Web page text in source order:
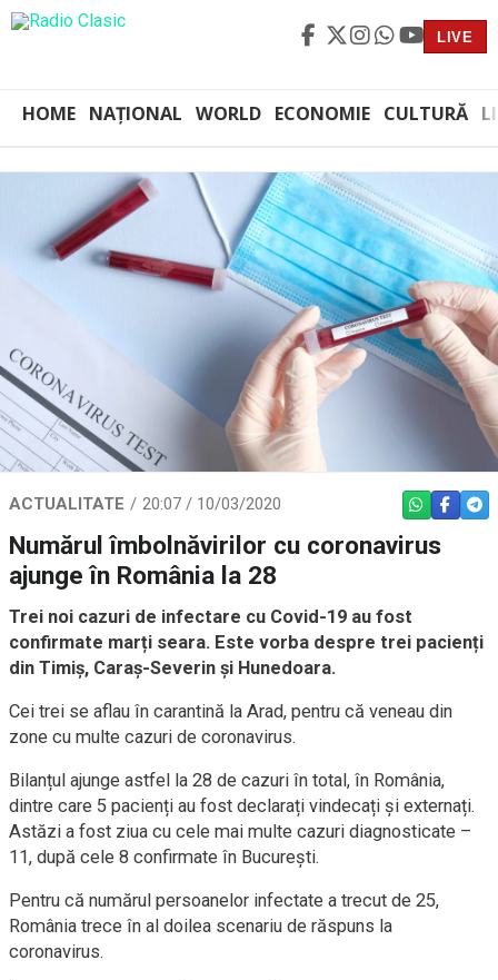
LIVE
HOME NAȚIONAL WORLD ECONOMIE CULTURĂ
ACTUALITATE 20:07 / 10/03/2020 WHATSAPP
Numărul îmbolnăvirilor cu coronavirus
ajunge în România la 28
Trei noi cazuri de infectare cu Covid-19 au fost
confirmate marți seara. Este vorba despre trei pacienți
din Timiș, Caraș-Severin și Hunedoara.
Cei trei se aflau în carantină la Arad, pentru că veneau din
zone cu multe cazuri de coronavirus.
Bilanțul ajunge astfel la 28 de cazuri în total, în România,
dintre care 5 pacienți au fost declarați vindecați și externați.
Astăzi a fost ziua cu cele mai multe cazuri diagnosticate –
11, după cele 8 confirmate în București.
Pentru că numărul persoanelor infectate a trecut de 25,
România trece în al doilea scenariu de răspuns la
coronavirus.